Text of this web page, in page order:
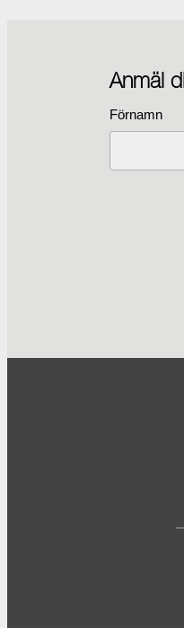
Anmäl
Förnamn